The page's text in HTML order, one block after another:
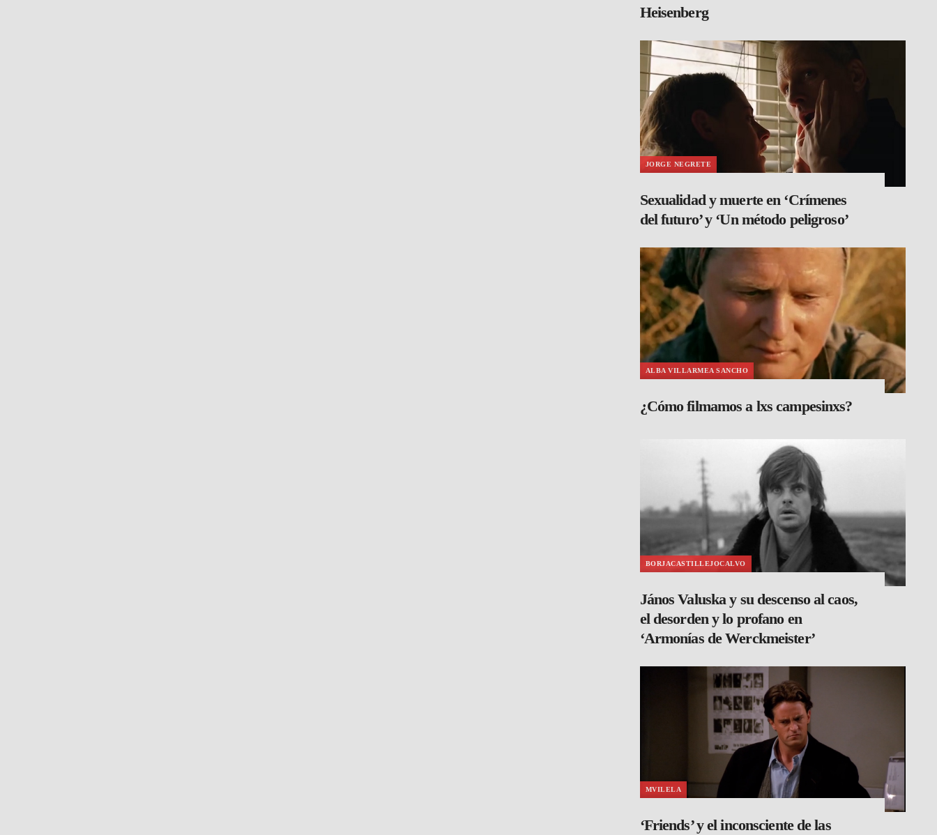
Heisenberg
JORGE NEGRETE
Sexualidad y muerte en ‘Crímenes
del futuro’ y ‘Un método peligroso’
ALBA VILLARMEA SANCHO
¿Cómo filmamos a lxs campesinxs?
BORJACASTILLEJOCALVO
János Valuska y su descenso al caos,
el desorden y lo profano en
‘Armonías de Werckmeister’
MVILELA
‘Friends’ y el inconsciente de las